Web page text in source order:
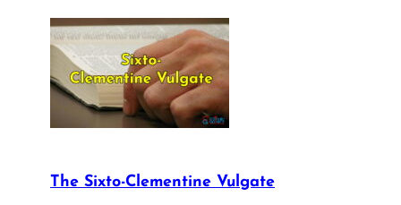
The Sixto-Clementine Vulgate